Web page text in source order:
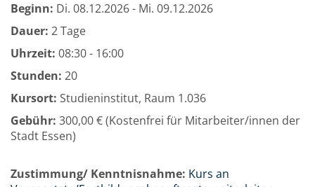
Beginn: Di. 08.12.2026 - Mi. 09.12.2026
Dauer: 2 Tage
Uhrzeit: 08:30 - 16:00
Stunden: 20
Kursort: Studieninstitut, Raum 1.036
Gebühr: 300,00 € (Kostenfrei für Mitarbeiter/innen der
Stadt Essen)
Zustimmung/ Kenntnisnahme: Kurs an